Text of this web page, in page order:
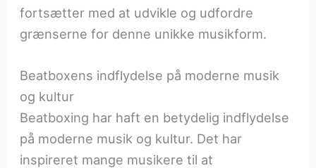
fortsætter med at udvikle og udfordre
grænserne for denne unikke musikform.
Beatboxens indflydelse på moderne musik
og kultur
Beatboxing har haft en betydelig indflydelse
på moderne musik og kultur. Det har
inspireret mange musikere til at